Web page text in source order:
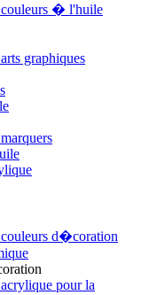
couleurs � l'huile
graphiques
d�coration
pour la